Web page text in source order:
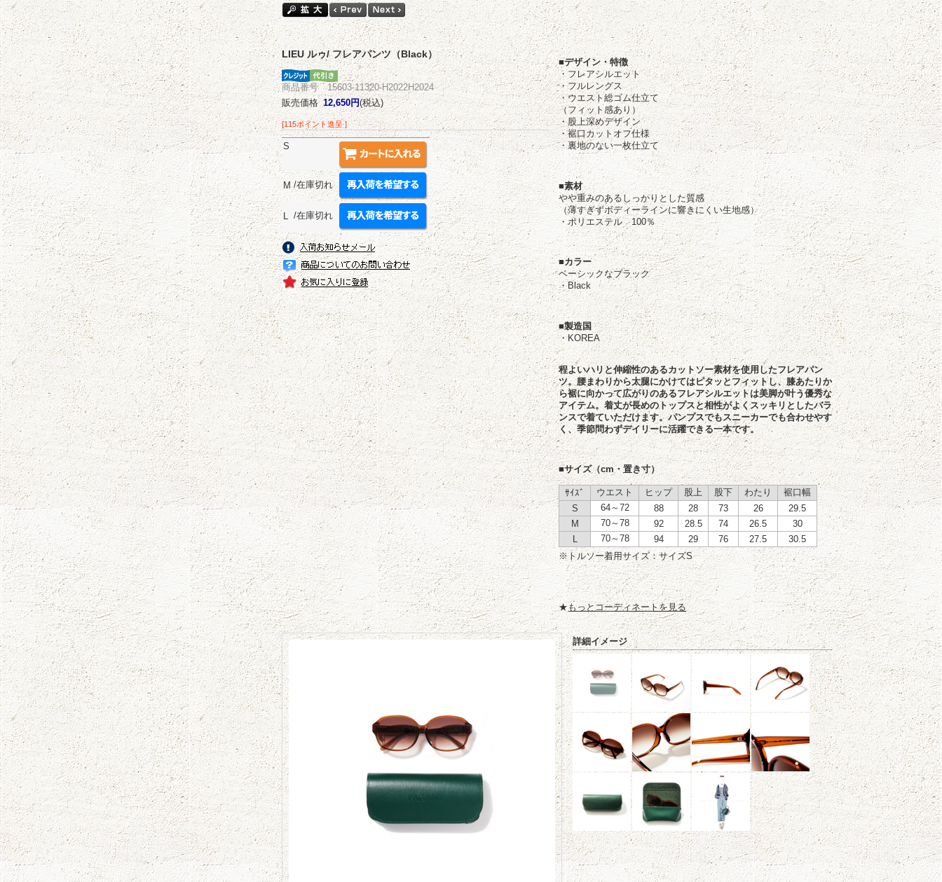
■デザイン・特徴
・フレアシルエット
・フルレングス
・ウエスト総ゴム仕立て
（フィット感あり）
・股上深めデザイン
・裾口カットオフ仕様
・裏地のない一枚仕立て
■素材
やや重みのあるしっかりとした質感
（薄すぎずボディーラインに響きにくい生地感）
・ポリエステル 100％
■カラー
ベーシックなブラック
・Black
■製造国
・KOREA
程よいハリと伸縮性のあるカットソー素材を使用したフレアパン
ツ。腰まわりから太腿にかけてはピタッとフィットし、膝あたりか
ら裾に向かって広がりのあるフレアシルエットは美脚が叶う優秀な
アイテム。着丈が長めのトップスと相性がよくスッキリとしたバラ
ンスで着ていただけます。パンプスでもスニーカーでも合わせやす
く、季節問わずデイリーに活躍できる一本です。
■サイズ（cm・置き寸）
ｻｲｽﾞ ウエスト ヒップ 股上 股下 わたり
裾口幅
S
64～72 88 28 73 26
29.5
M
70～78 92 28.5 74 26.5
30
L
70～78 94 29 76 27.5
30.5
※トルソー着用サイズ：サイズS
★もっとコーディネートを見る
LIEU ルゥ/ フレアパンツ（Black）
商品番号 15603-11320-H2022H2024
販売価格 12,650円(税込)
[115ポイント進呈 ]
S
M /在庫切れ
L /在庫切れ
詳細イメージ